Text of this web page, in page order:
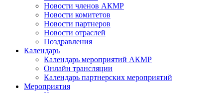
Новости членов АКМР
Новости комитетов
Новости партнеров
Новости отраслей
Поздравления
Календарь
Календарь мероприятий АКМР
Онлайн трансляции
Календарь партнерских мероприятий
Мероприятия